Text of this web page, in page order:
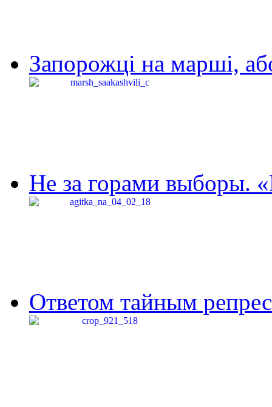
Запорожці на марші,
Не за горами выборы.
Ответом тайным